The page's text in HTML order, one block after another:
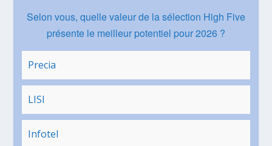
Selon vous, quelle valeur de la sélection High Five
présente le meilleur potentiel pour 2026 ?
Precia
LISI
Infotel